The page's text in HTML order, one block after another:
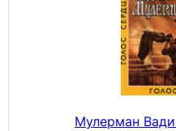
Мулерман